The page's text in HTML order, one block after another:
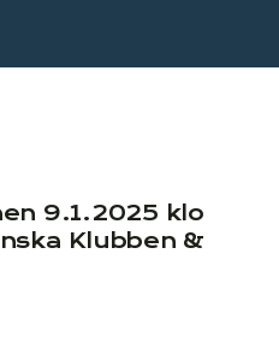
9.1.2025 klo
Klubben &